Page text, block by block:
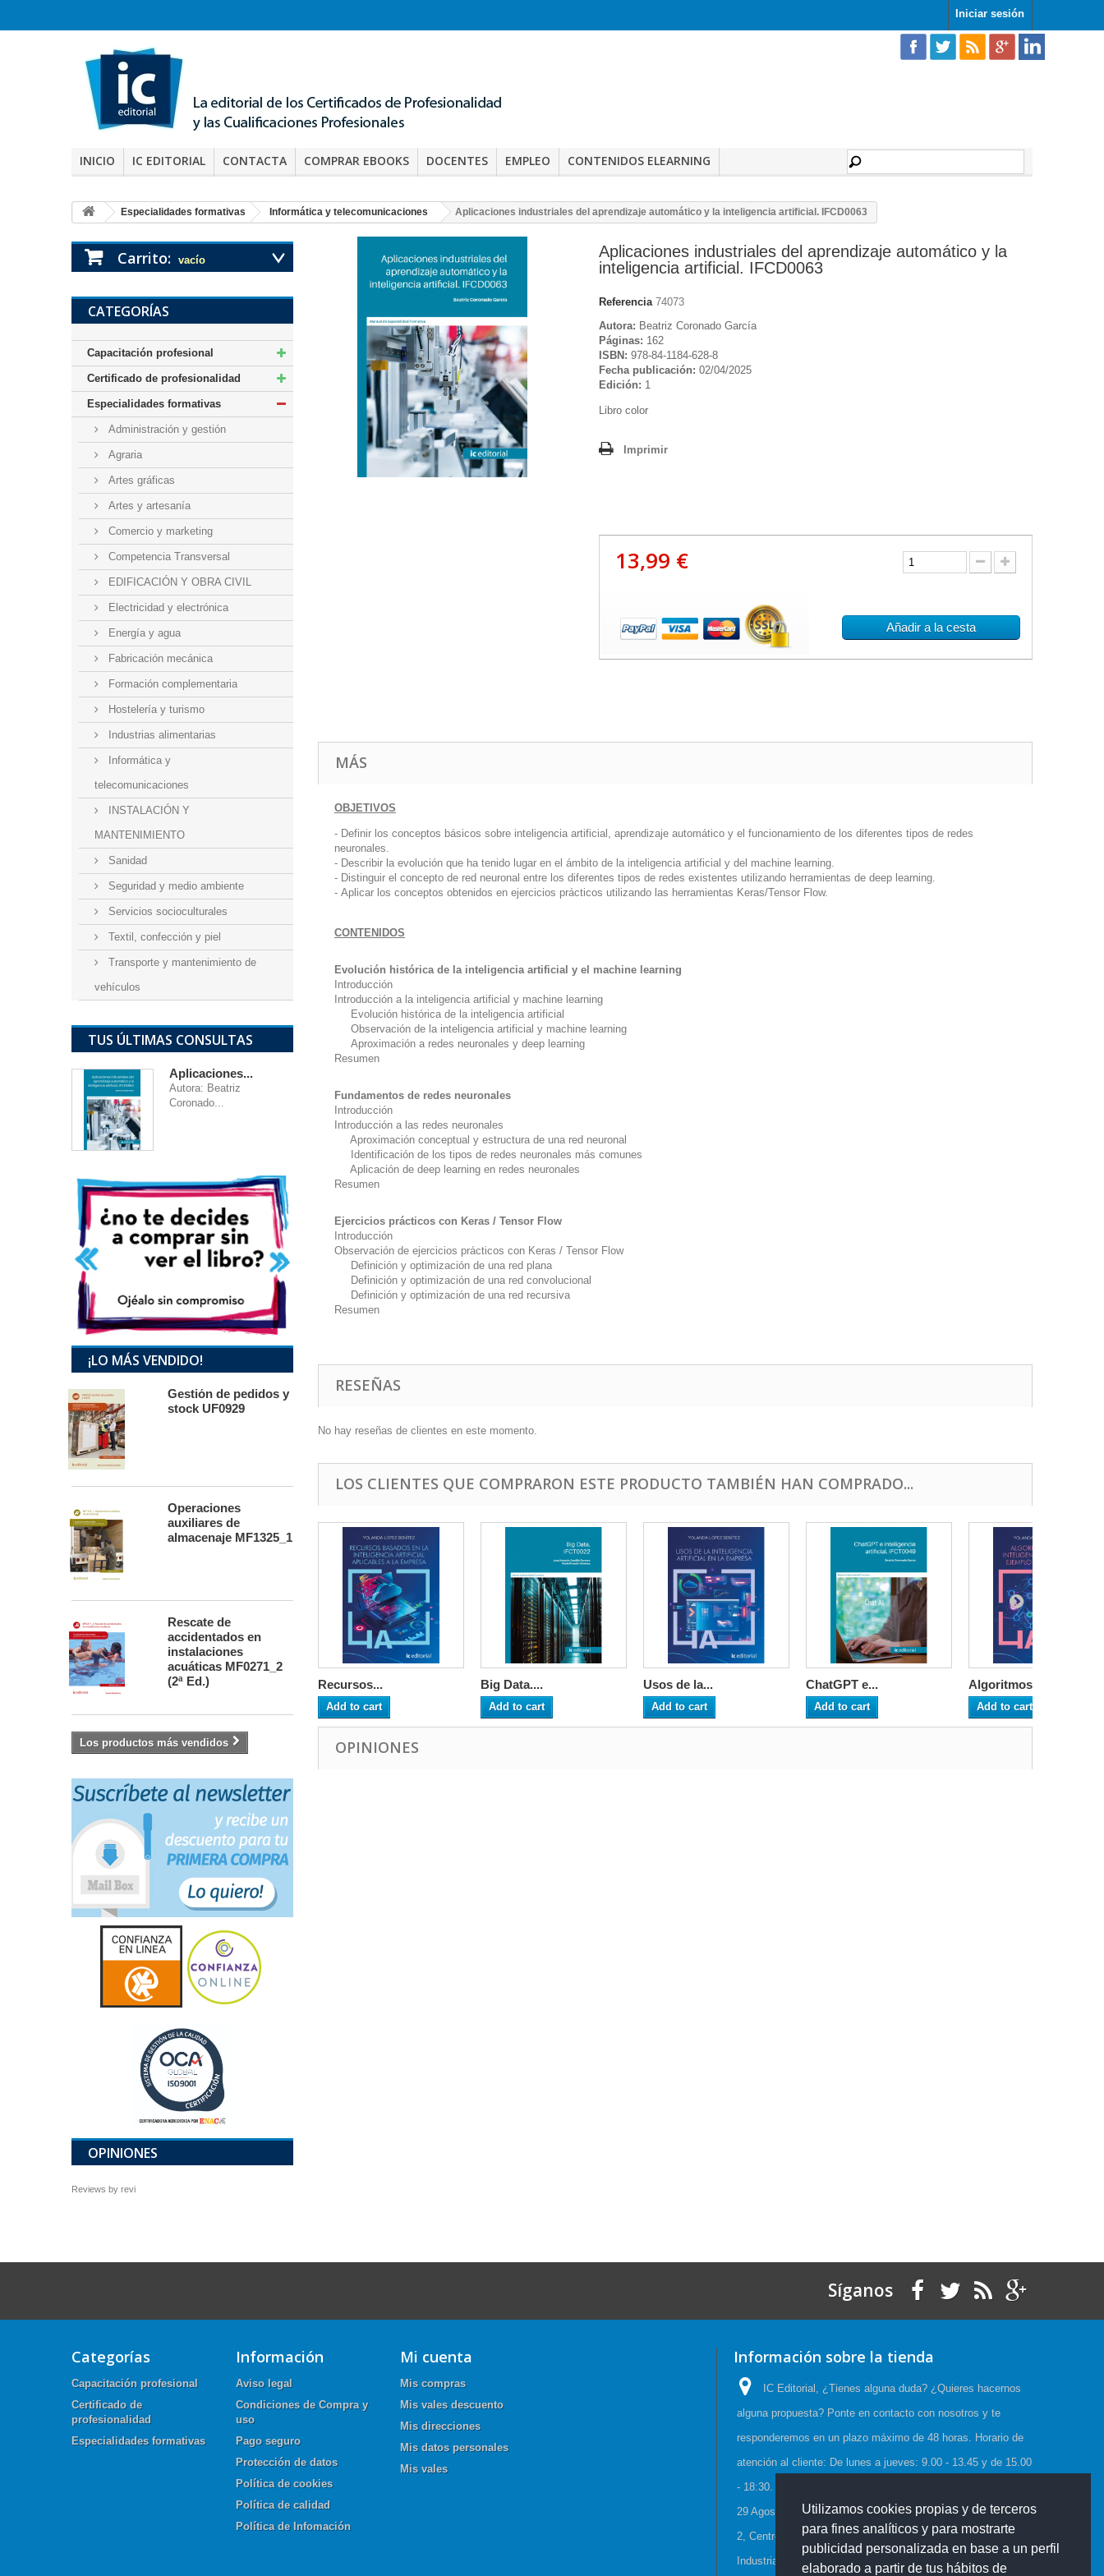
Utilizamos cookies propias y de terceros
para fines analíticos y para mostrarte
publicidad personalizada en base a un perfil
elaborado a partir de tus hábitos de
Iniciar sesión
INICIO IC EDITORIAL CONTACTA COMPRAR EBOOKS DOCENTES EMPLEO CONTENIDOS ELEARNING
Especialidades formativas Informática y telecomunicaciones Aplicaciones industriales del aprendizaje automático y la inteligencia artificial. IFCD0063
Carrito: vacío
CATEGORÍAS
Capacitación profesional
Certificado de profesionalidad
Especialidades formativas
Administración y gestión
Agraria
Artes gráficas
Artes y artesanía
Comercio y marketing
Competencia Transversal
EDIFICACIÓN Y OBRA CIVIL
Electricidad y electrónica
Energía y agua
Fabricación mecánica
Formación complementaria
Hostelería y turismo
Industrias alimentarias
Informática y
telecomunicaciones
INSTALACIÓN Y
MANTENIMIENTO
Sanidad
Seguridad y medio ambiente
Servicios socioculturales
Textil, confección y piel
Transporte y mantenimiento de
vehículos
TUS ÚLTIMAS CONSULTAS
Aplicaciones...
Autora: Beatriz
Coronado...
¡LO MÁS VENDIDO!
Gestión de pedidos y
stock UF0929
Operaciones
auxiliares de
almacenaje MF1325_1
Rescate de
accidentados en
instalaciones
acuáticas MF0271_2
(2ª Ed.)
Los productos más vendidos
OPINIONES
Reviews by revi
Aplicaciones industriales del aprendizaje automático y la
inteligencia artificial. IFCD0063
Referencia 74073
Autora: Beatriz Coronado García
Páginas: 162
ISBN: 978-84-1184-628-8
Fecha publicación: 02/04/2025
Edición: 1
Libro color
Imprimir
13,99 €
Añadir a la cesta
MÁS
OBJETIVOS
- Definir los conceptos básicos sobre inteligencia artificial, aprendizaje automático y el funcionamiento de los diferentes tipos de redes
neuronales.
- Describir la evolución que ha tenido lugar en el ámbito de la inteligencia artificial y del machine learning.
- Distinguir el concepto de red neuronal entre los diferentes tipos de redes existentes utilizando herramientas de deep learning.
- Aplicar los conceptos obtenidos en ejercicios prácticos utilizando las herramientas Keras/Tensor Flow.
CONTENIDOS
Evolución histórica de la inteligencia artificial y el machine learning
Introducción
Introducción a la inteligencia artificial y machine learning
Evolución histórica de la inteligencia artificial
Observación de la inteligencia artificial y machine learning
Aproximación a redes neuronales y deep learning
Resumen
Fundamentos de redes neuronales
Introducción
Introducción a las redes neuronales
Aproximación conceptual y estructura de una red neuronal
Identificación de los tipos de redes neuronales más comunes
Aplicación de deep learning en redes neuronales
Resumen
Ejercicios prácticos con Keras / Tensor Flow
Introducción
Observación de ejercicios prácticos con Keras / Tensor Flow
Definición y optimización de una red plana
Definición y optimización de una red convolucional
Definición y optimización de una red recursiva
Resumen
RESEÑAS
No hay reseñas de clientes en este momento.
LOS CLIENTES QUE COMPRARON ESTE PRODUCTO TAMBIÉN HAN COMPRADO...
Recursos...
Add to cart
Big Data....
Add to cart
Usos de la...
Add to cart
ChatGPT e...
Add to cart
Algoritmos...
Add to cart
OPINIONES
Síganos
Categorías
Capacitación profesional
Certificado de
profesionalidad
Especialidades formativas
Información
Aviso legal
Condiciones de Compra y
uso
Pago seguro
Protección de datos
Política de cookies
Política de calidad
Política de Infomación
Mi cuenta
Mis compras
Mis vales descuento
Mis direcciones
Mis datos personales
Mis vales
Información sobre la tienda
IC Editorial, ¿Tienes alguna duda? ¿Quieres hacernos
alguna propuesta? Ponte en contacto con nosotros y te
responderemos en un plazo máximo de 48 horas. Horario de
atención al cliente: De lunes a jueves: 9.00 - 13.45 y de 15.00
- 18:30. Viernes: 9.00 - 15.00, Horario de Verano:(23 Junio a
29 Agosto) De lunes a viernes: 08:00-15:00, C/Cueva de Viera
2, Centro de negocios CADI, Edf. Antequera local 3 Polígono
Industrial de Antequera 29200 Antequera España